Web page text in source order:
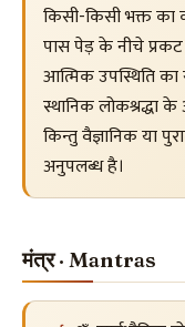
किसी-किसी भक्त
पास पेड़ के नीचे
आत्मिक उपस्थिति
स्थानिक लोकश्रद्धा
किन्तु वैज्ञानिक या
अनुपलब्ध है।
मंत्र · Mantras